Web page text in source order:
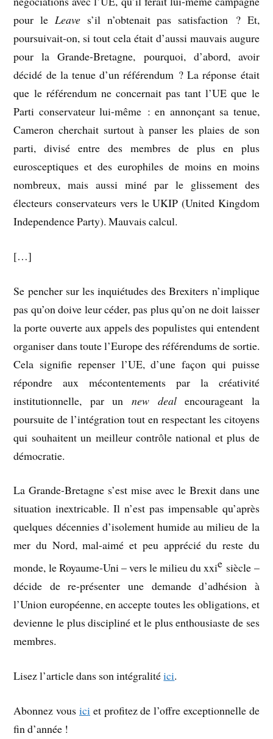
pour le Leaves’il n’obtenait pas satisfaction ? Et,
poursuivait-on, si tout cela était d’aussi mauvais augure
pour la Grande-Bretagne, pourquoi, d’abord, avoir
décidé de la tenue d’un référendum ? La réponse était
que le référendum ne concernait pas tant l’UE que le
Parti conservateur lui-même : en annonçant sa tenue,
Cameron cherchait surtout à panser les plaies de son
parti, divisé entre des membres de plus en plus
eurosceptiques et des europhiles de moins en moins
nombreux, mais aussi miné par le glissement des
électeurs conservateurs vers le UKIP (United Kingdom
Independence Party). Mauvais calcul.
[…]
Se pencher sur les inquiétudes des Brexiters n’implique
pas qu’on doive leur céder, pas plus qu’on ne doit laisser
la porte ouverte aux appels des populistes qui entendent
organiser dans toute l’Europe des référendums de sortie.
Cela signifie repenser l’UE, d’une façon qui puisse
répondre aux mécontentements par la créativité
institutionnelle, par un new dealencourageant la
poursuite de l’intégration tout en respectant les citoyens
qui souhaitent un meilleur contrôle national et plus de
démocratie.
La Grande-Bretagne s’est mise avec le Brexit dans une
situation inextricable. Il n’est pas impensable qu’après
quelques décennies d’isolement humide au milieu de la
mer du Nord, mal-aimé et peu apprécié du reste du
monde, le Royaume-Uni – vers le milieu du xxie siècle –
décide de re-présenter une demande d’adhésion à
l’Union européenne, en accepte toutes les obligations, et
devienne le plus discipliné et le plus enthousiaste de ses
membres.
Lisez l’article dans son intégralitéici.
Abonnez vous iciet profitez de l’offre exceptionnelle de
fin d’année !